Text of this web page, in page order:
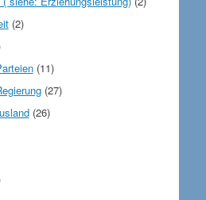
(2)
(11)
(27)
(26)